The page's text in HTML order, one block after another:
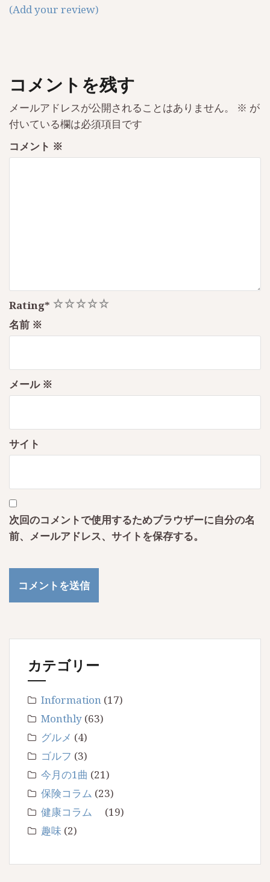
(Add your review)
コメントを残す
メールアドレスが公開されることはありません。 ※ が
付いている欄は必須項目です
コメント ※
Rating* 5
4
3
2
1
名前 ※
メール ※
サイト
次回のコメントで使用するためブラウザーに自分の名
前、メールアドレス、サイトを保存する。
カテゴリー
Information (17)
Monthly (63)
グルメ (4)
ゴルフ (3)
今月の1曲 (21)
保険コラム (23)
健康コラム
(19)
趣味 (2)